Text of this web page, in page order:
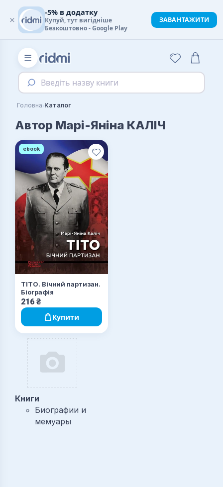
☰
Введіть назву книги
Головна›Каталог
Автор Марі-Яніна КАЛІЧ
ebook
ТІТО. Вічний партизан.
Біографія
216 ₴
Купити
Книги
Биографии и
мемуары
×
-5% в додатку
Купуй, тут вигідніше
Безкоштовно - Google Play
ЗАВАНТАЖИТИ